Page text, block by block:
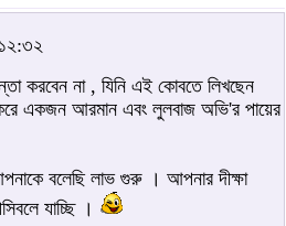
করবেন না , যিনি এই কোবতে লিখছেন
একজন আরমান এবং লুলবাজ অভি'র পায়ের
বলেছি লাভ গুরু । আপনার দীক্ষা
যাচ্ছি ।